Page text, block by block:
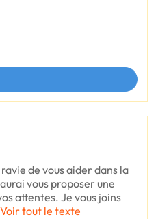
de vous aider dans la
vous proposer une
attentes. Je vous joins
Voir tout le texte